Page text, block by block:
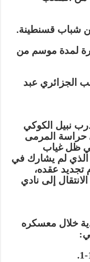
شباب قسنطينة.
لمدة موسم من
الجزائري عبد
نبيل الكوكي
حراسة المرمى
في ظل غياب
الذي لم يشارك في
تجديد عقده،
إلى نادي
خلال معسكره